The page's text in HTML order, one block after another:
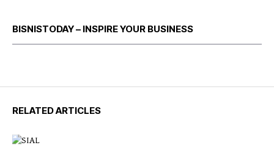
BISNISTODAY – INSPIRE YOUR BUSINESS
RELATED ARTICLES